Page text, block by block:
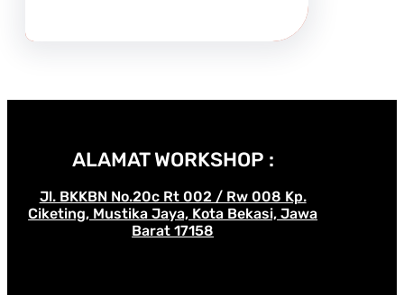
ALAMAT WORKSHOP :
Jl. BKKBN No.20c Rt 002 / Rw 008 Kp.
Ciketing, Mustika Jaya, Kota Bekasi, Jawa
Barat 17158